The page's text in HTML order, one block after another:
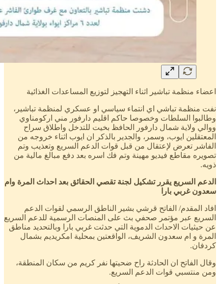
اعضاء منظمة تباشير اثناء التهجيز لتوزيع المساعدات الغذائية
نفت منظمة تباشي اي انتماء سياسي او عسكري لمنظمة تباشير،
وطالبوا السلطات وخصوصا حاكم اقليم دارفور مني اركومناوي
ووالي ولاية شمال دارفور الحافظ بخيت للتدخل واطلاق سراح
المعتقلين ايوب، وسمر، والجدير بالذكر ان ايوب اثناء خروجه من
الفاشر تعرض لإعتقال من قبل قوات الدعم السريع وتعذيب وتم
تصويره مقاطع فيديو مهينة وتم فك اسره بعد دفع مبالغ مالية من
ذويه.
الدعم السريع يقرر تشكيل لجنة تقصي الحقائق بعد احداث المرة وام
سعدون غربي بارا
افاد المقدم/ الفاتح قرشي بشير الناطق الرسمي لقوات الدعم
السريع عبر مؤتمر صحفي بث على المنصات الرسمية للدعم السريع
عن حيثيات الاحداث الدموية التي حدثت غربي بارا وبالتحديد مناطق
المرة و ام سعدون الشريف، الواقعتين بمحلية امكريديم بشمال
كردفان.
وقال الفاتح ان الحادثة راح ضحيتها نفر كريم من سكان المنطقة،
ومن منتسبي قوات الدعم السريع.